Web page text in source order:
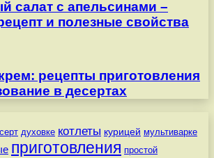
салат с апельсинами –
и полезные свойства
рецепты приготовления
в десертах
духовке котлеты курицей мультиварке
приготовления простой